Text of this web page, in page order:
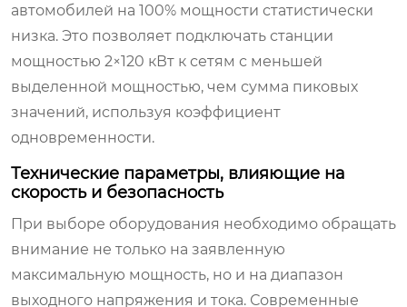
автомобилей на 100% мощности статистически
низка. Это позволяет подключать станции
мощностью 2×120 кВт к сетям с меньшей
выделенной мощностью, чем сумма пиковых
значений, используя коэффициент
одновременности.
Технические параметры, влияющие на
скорость и безопасность
При выборе оборудования необходимо обращать
внимание не только на заявленную
максимальную мощность, но и на диапазон
выходного напряжения и тока. Современные